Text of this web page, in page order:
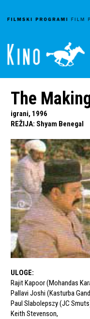
The
igrani, 1996
REŽIJA: Shyam Benegal
ULOGE:
Rajit Kapoor (Mohandas
Pallavi Joshi (Kasturba
Paul Slabolepszy (JC
Keith Stevenson,